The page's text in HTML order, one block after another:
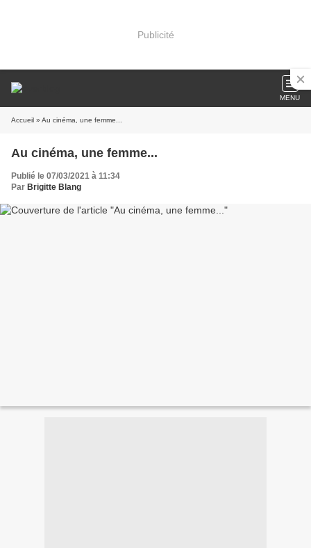
Publicité
MENU
Accueil » Au cinéma, une femme...
Au cinéma, une femme...
Publié le 07/03/2021 à 11:34
Par Brigitte Blang